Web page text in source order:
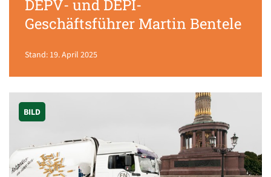
DEPV- und DEPI-
Geschäftsführer Martin Bentele
Stand: 19. April 2025
BILD